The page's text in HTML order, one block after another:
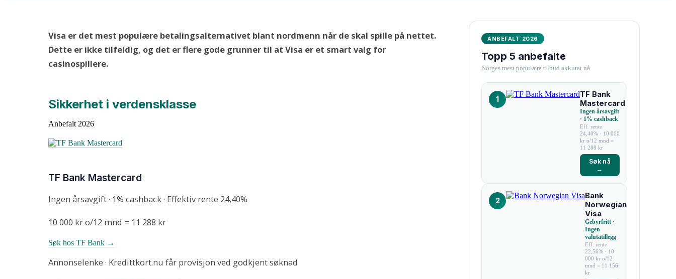
Visa er det mest populære betalingsalternativet blant nordmenn når de skal spille på nettet.
Dette er ikke tilfeldig, og det er flere gode grunner til at Visa er et smart valg for
casinospillere.
Sikkerhet i verdensklasse
Anbefalt 2026
TF Bank Mastercard
Ingen årsavgift · 1% cashback · Effektiv rente 24,40%
10 000 kr o/12 mnd = 11 288 kr
Søk hos TF Bank →
Annonselenke · Kredittkort.nu får provisjon ved godkjent søknad
ANBEFALT 2026
Topp 5 anbefalte
Norges mest populære tilbud akkurat nå
1
TF Bank
Mastercard
Ingen årsavgift
· 1% cashback
Eff. rente
24,40% · 10 000
kr o/12 mnd =
11 288 kr
Søk nå
→
2
Bank
Norwegian
Visa
Gebyrfritt ·
Ingen
valutatillegg
Eff. rente
22,56% · 10
000 kr o/12
mnd = 11 156
kr